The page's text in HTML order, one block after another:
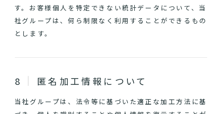
す。お客様個人を特定できない統計データについて、当
社グループは、何ら制限なく利用することができるもの
とします。
匿名加工情報について
当社グループは、法令等に基づいた適正な加工方法に基